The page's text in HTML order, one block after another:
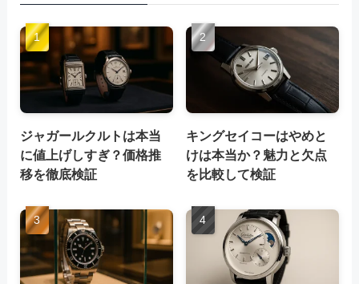
ジャガールクルトは本当
に値上げしすぎ？価格推
移を徹底検証
キングセイコーはやめと
けは本当か？魅力と欠点
を比較して検証